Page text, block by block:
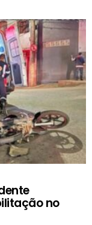
no